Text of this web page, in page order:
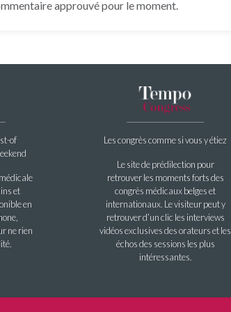
approuvé pour le moment.
of
et
en
ne rien
Les congrès comme si vous y étiez
Le site de prédilection pour
retrouver les moments forts des
congrès médicaux belges et
internationaux. Le visiteur peut y
retrouver d’un clic les interviews
vidéos exclusives des orateurs et les
échos des sessions les plus
intéressantes.